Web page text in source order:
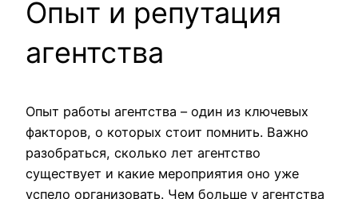
Опыт и репутация
агентства
Опыт работы агентства – один из ключевых
факторов, о которых стоит помнить. Важно
разобраться, сколько лет агентство
существует и какие мероприятия оно уже
успело организовать. Чем больше у агентства